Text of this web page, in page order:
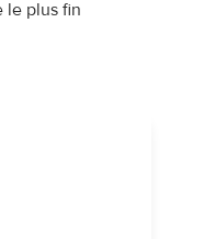
le plus fin